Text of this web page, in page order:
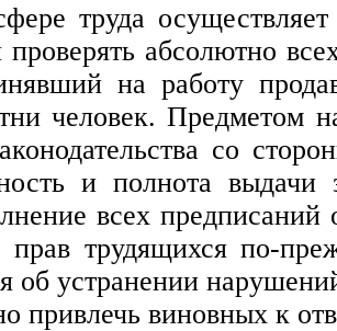
труда
проверять абсолютно
на работу
человек. Предметом
со
и полнота
всех
прав трудящихся по-
об устранении
привлечь виновных к